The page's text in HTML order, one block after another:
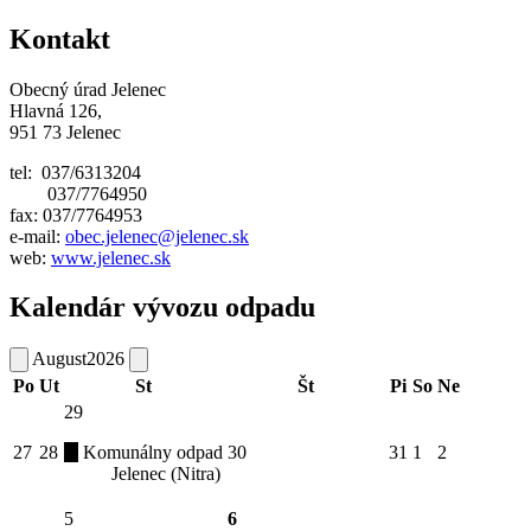
Kontakt
Obecný úrad Jelenec
Hlavná 126,
951 73 Jelenec
tel: 037/6313204
037/7764950
fax: 037/7764953
e-mail: obec.jelenec@jelenec.sk
web: www.jelenec.sk
Kalendár vývozu odpadu
August2026
Po Ut St Št Pi So Ne
27 28
29
Komunálny odpad
Jelenec (Nitra)
30 31 1 2
5
6